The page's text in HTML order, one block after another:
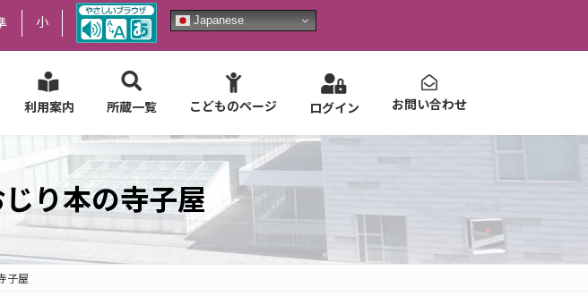
小 Japanese
利用案内 所蔵一覧 こどものページ ログイン お問い合わせ
り本の寺子屋
子屋